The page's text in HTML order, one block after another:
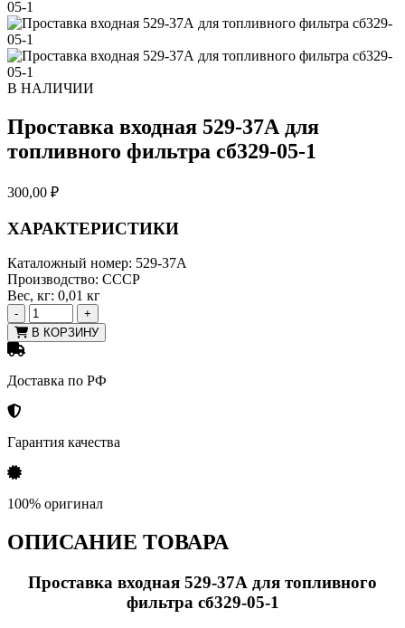
В НАЛИЧИИ
Проставка входная 529-37А для
топливного фильтра сб329-05-1
300,00 ₽
ХАРАКТЕРИСТИКИ
Каталожный номер: 529-37А
Производство: СССР
Вес, кг: 0,01 кг
-
+
В КОРЗИНУ
Доставка по РФ
Гарантия качества
100% оригинал
ОПИСАНИЕ ТОВАРА
Проставка входная 529-37А для топливного
фильтра сб329-05-1